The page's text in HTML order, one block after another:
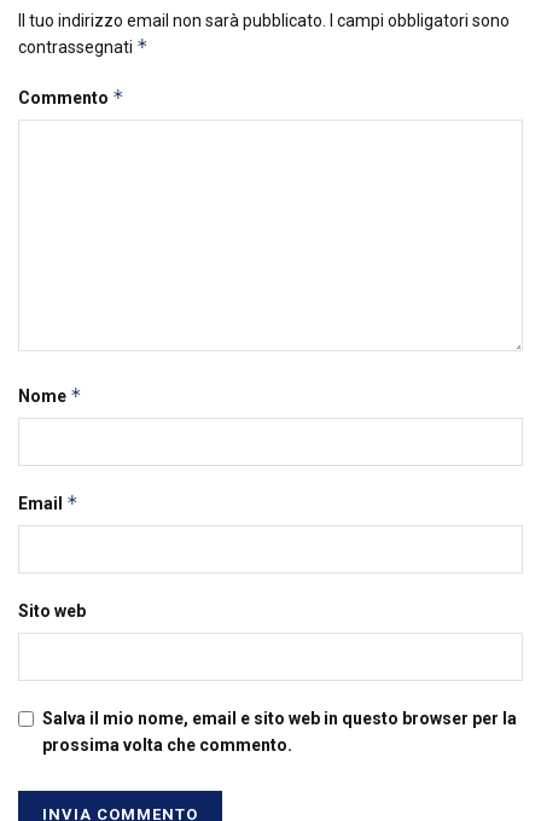
Il tuo indirizzo email non sarà pubblicato.
I campi obbligatori sono
contrassegnati *
Commento *
Nome *
Email *
Sito web
Salva il mio nome, email e sito web in questo browser per la
prossima volta che commento.